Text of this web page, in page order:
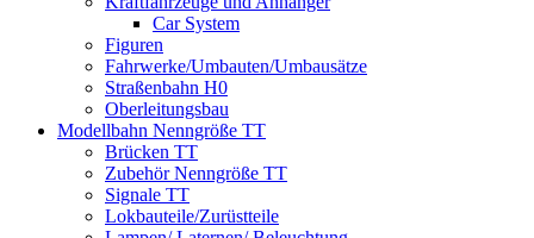
Car System
Figuren
Fahrwerke/Umbauten/Umbausätze
Straßenbahn H0
Oberleitungsbau
Modellbahn Nenngröße TT
Brücken TT
Zubehör Nenngröße TT
Signale TT
Lokbauteile/Zurüstteile